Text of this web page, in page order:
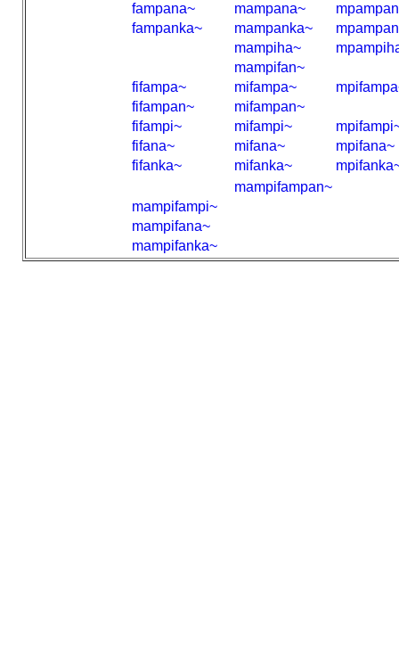
fampana~
mampana~
fampanka~
mampanka~
mampiha~
mampifan~
fifampa~
mifampa~
fifampan~
mifampan~
fifampi~
mifampi~
fifana~
mifana~
mpifana~
fifanka~
mifanka~
mampifampan~
mampifampi~
mampifana~
mampifanka~